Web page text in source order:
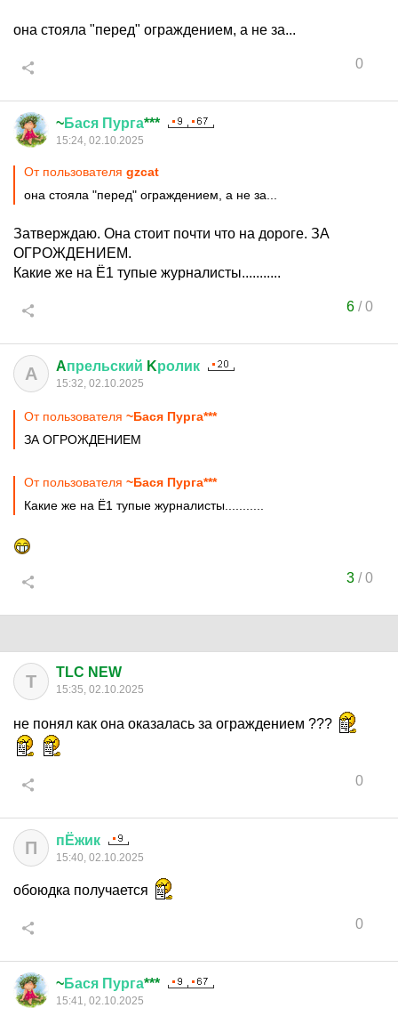
она стояла "перед" ограждением, а не за...
0
~Бася Пурга***
15:24, 02.10.2025
От пользователя gzcat
она стояла "перед" ограждением, а не за...
Затверждаю. Она стоит почти что на дороге. ЗА
ОГРОЖДЕНИЕМ.
Какие же на Ё1 тупые журналисты...........
6/0
A Aпрельский Kролик
15:32, 02.10.2025
От пользователя ~Бася Пурга***
ЗА ОГРОЖДЕНИЕМ
От пользователя ~Бася Пурга***
Какие же на Ё1 тупые журналисты...........
3/0
T TLC NEW
15:35, 02.10.2025
не понял как она оказалась за ограждением ???
0
П пЁжик
15:40, 02.10.2025
обоюдка получается
0
~Бася Пурга***
15:41, 02.10.2025